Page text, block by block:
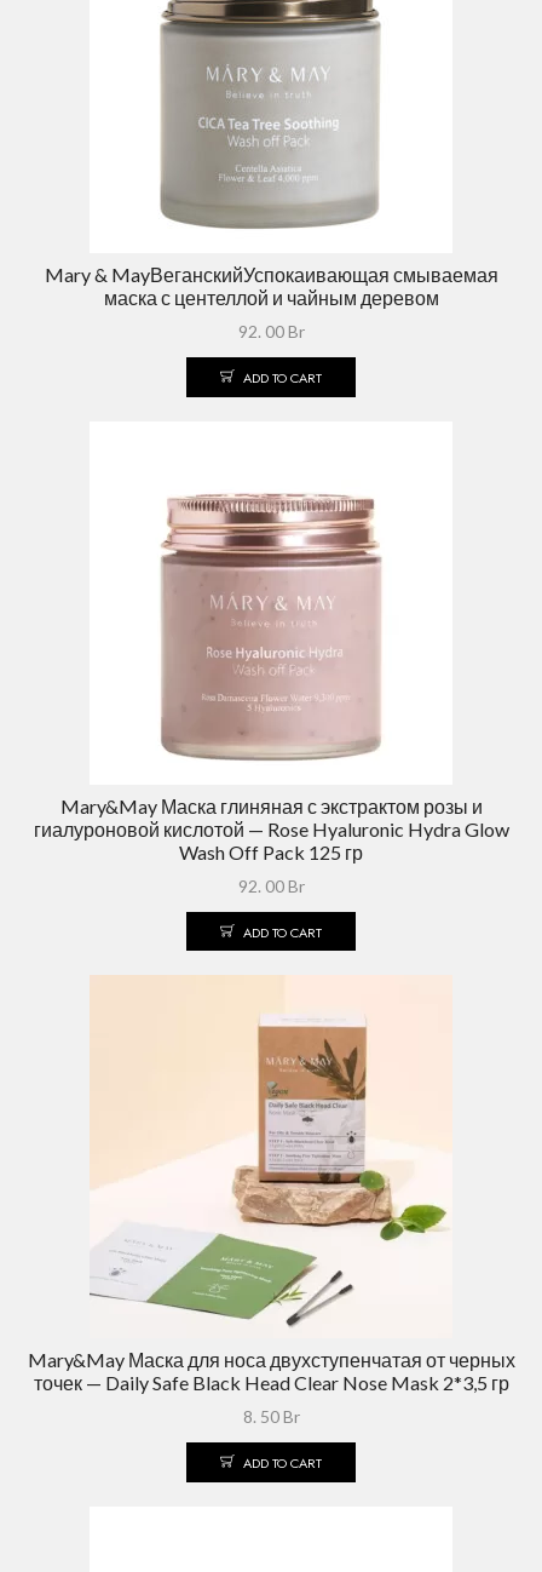
Mary & MayВеганскийУспокаивающая смываемая
маска с центеллой и чайным деревом
92. 00Br
ADD TO CART
Mary&May Маска глиняная с экстрактом розы и
гиалуроновой кислотой — Rose Hyaluronic Hydra Glow
Wash Off Pack 125 гр
92. 00Br
ADD TO CART
Mary&May Маска для носа двухступенчатая от черных
точек — Daily Safe Black Head Clear Nose Mask 2*3,5 гр
8. 50Br
ADD TO CART